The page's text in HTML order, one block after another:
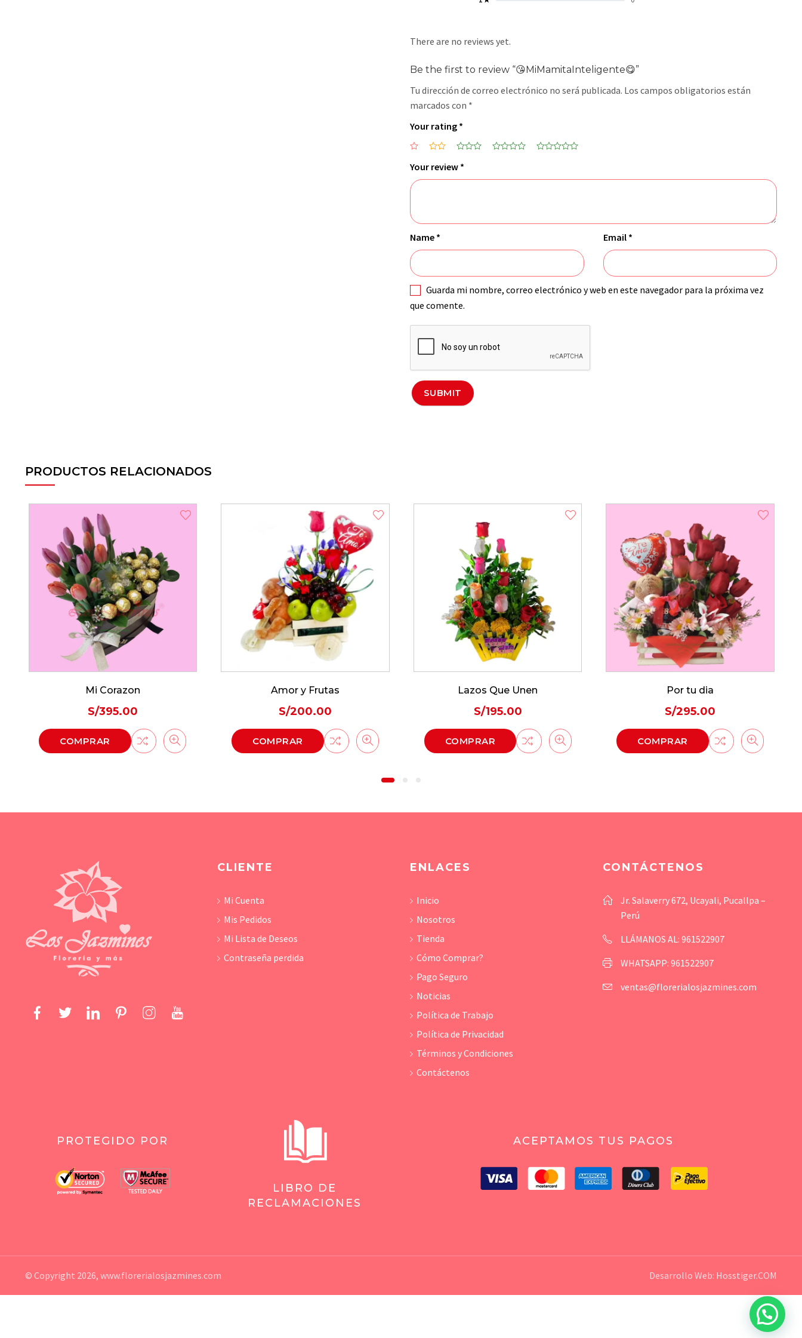
There are no reviews yet.
Be the first to review “😘MiMamitaInteligente😋”
Tu dirección de correo electrónico no será publicada. Los campos obligatorios están
marcados con *
Your rating *
Your review *
Name * Email *
Guarda mi nombre, correo electrónico y web en este navegador para la próxima vez
que comente.
PRODUCTOS RELACIONADOS
Mi Corazon
S/395.00
COMPRAR
Amor y Frutas
S/200.00
COMPRAR
Lazos Que Unen
S/195.00
COMPRAR
Por tu dia
S/295.00
COMPRAR
CLIENTE
Mi Cuenta
Mis Pedidos
Mi Lista de Deseos
Contraseña perdida
ENLACES
Inicio
Nosotros
Tienda
Cómo Comprar?
Pago Seguro
Noticias
Política de Trabajo
Política de Privacidad
Términos y Condiciones
Contáctenos
CONTÁCTENOS
Jr. Salaverry 672, Ucayali, Pucallpa –
Perú
LLÁMANOS AL: 961522907
WHATSAPP: 961522907
ventas@florerialosjazmines.com
PROTEGIDO POR
LIBRO DE
RECLAMACIONES
ACEPTAMOS TUS PAGOS
© Copyright 2026, www.florerialosjazmines.com Desarrollo Web: Hosstiger.COM